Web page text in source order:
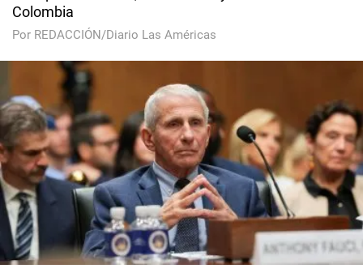
Colombia
Por REDACCIÓN/Diario Las Américas